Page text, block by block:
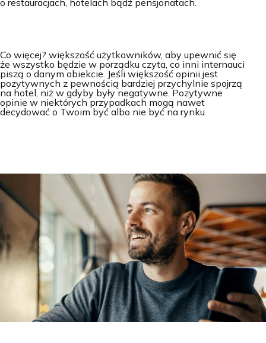
o restauracjach, hotelach bądź pensjonatach.
Co więcej? większość użytkowników, aby upewnić się
że wszystko będzie w porządku czyta, co inni internauci
piszą o danym obiekcie. Jeśli większość opinii jest
pozytywnych z pewnością bardziej przychylnie spojrzą
na hotel, niż w gdyby były negatywne. Pozytywne
opinie w niektórych przypadkach mogą nawet
decydować o Twoim być albo nie być na rynku.